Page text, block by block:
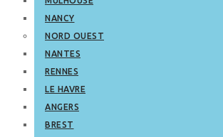
NANCY
NORD OUEST
NANTES
RENNES
LE HAVRE
ANGERS
BREST